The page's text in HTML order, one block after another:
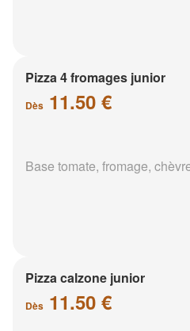
Pizza 4 fromages junior
Dès 11.50 €
Base tomate, fromage,
Pizza calzone junior
Dès 11.50 €